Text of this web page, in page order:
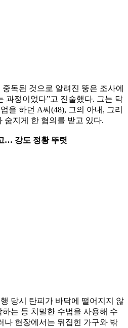
독된 것으로 알려진 뚱은 조사에
과정이었다”고 진술했다. 그는 닥
을 하던 A씨(48), 그의 아내, 그리
숨지게 한 혐의를 받고 있다.
… 강도 정황 뚜렷
당시 탄피가 바닥에 떨어지지 않
는 등 치밀한 수법을 사용해 수
나 현장에서는 뒤집힌 가구와 밖